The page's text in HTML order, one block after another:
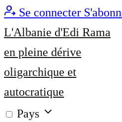
Se connecter
L'Albanie d'Edi Rama
en pleine dérive
oligarchique et
autocratique
Pays